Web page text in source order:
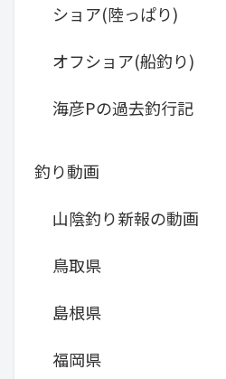
ショア(陸っぱり)
オフショア(船釣り)
海彦Pの過去釣行記
釣り動画
山陰釣り新報の動画
鳥取県
島根県
福岡県